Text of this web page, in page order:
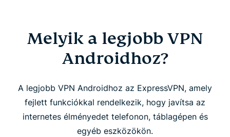
Melyik a legjobb VPN
Androidhoz?
A legjobb VPN Androidhoz az ExpressVPN, amely
fejlett funkciókkal rendelkezik, hogy javítsa az
internetes élményedet telefonon, táblagépen és
egyéb eszközökön.